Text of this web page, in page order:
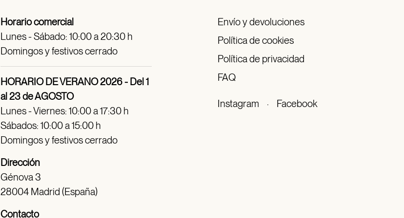
Horario comercial
Lunes - Sábado: 10:00 a 20:30 h
Domingos y festivos cerrado
HORARIO DE VERANO 2026 - Del 1
al 23 de AGOSTO
Lunes - Viernes: 10:00 a 17:30 h
Sábados: 10:00 a 15:00 h
Domingos y festivos cerrado
Dirección
Génova 3
28004 Madrid (España)
Contacto
Envío y devoluciones
Política de cookies
Política de privacidad
FAQ
Instagram · Facebook